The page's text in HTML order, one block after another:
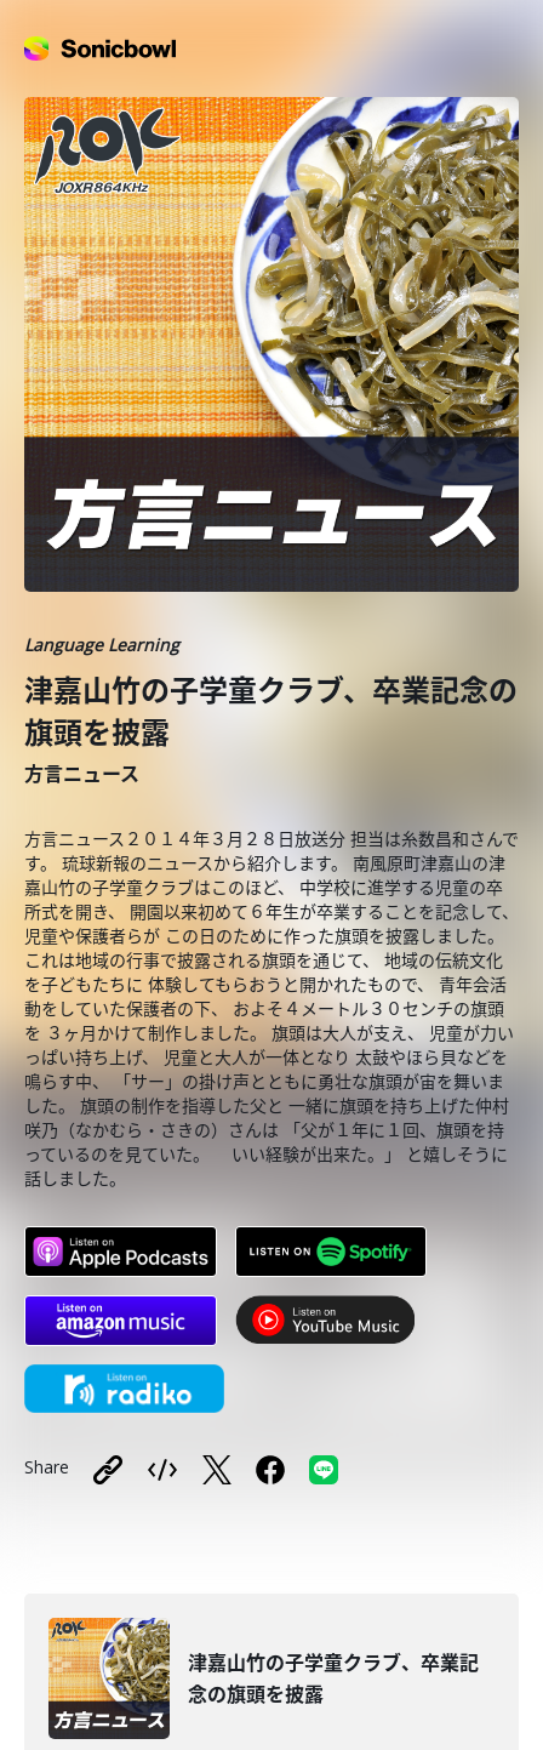
Language Learning
津嘉山竹の子学童クラブ、卒業記念の
旗頭を披露
方言ニュース
方言ニュース２０１４年３月２８日放送分 担当は糸数昌和さんで
す。 琉球新報のニュースから紹介します。 南風原町津嘉山の津
嘉山竹の子学童クラブはこのほど、 中学校に進学する児童の卒
所式を開き、 開園以来初めて６年生が卒業することを記念して、
児童や保護者らが この日のために作った旗頭を披露しました。
これは地域の行事で披露される旗頭を通じて、 地域の伝統文化
を子どもたちに 体験してもらおうと開かれたもので、 青年会活
動をしていた保護者の下、 およそ４メートル３０センチの旗頭
を ３ヶ月かけて制作しました。 旗頭は大人が支え、 児童が力い
っぱい持ち上げ、 児童と大人が一体となり 太鼓やほら貝などを
鳴らす中、 「サー」の掛け声とともに勇壮な旗頭が宙を舞いま
した。 旗頭の制作を指導した父と 一緒に旗頭を持ち上げた仲村
咲乃（なかむら・さきの）さんは 「父が１年に１回、旗頭を持
っているのを見ていた。 いい経験が出来た。」 と嬉しそうに
話しました。
Share
津嘉山竹の子学童クラブ、卒業記
念の旗頭を披露